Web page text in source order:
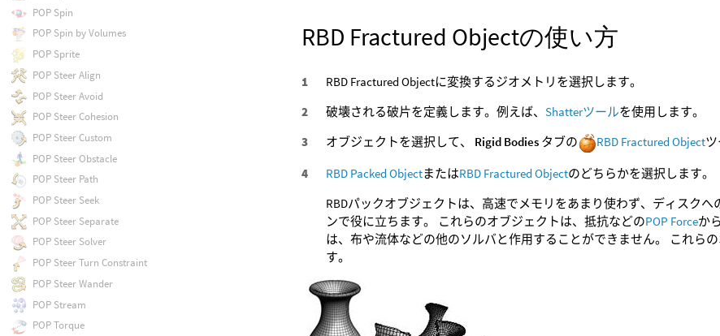
RBD Fractured Objectの使い方
RBD Fractured Objectに変換するジオメトリを選択します。
破壊される破片を定義します。例えば、Shatterツールを使用します。
オブジェクトを選択して、 Rigid Bodies タブの RBD Fractured Objectツ
RBD Packed ObjectまたはRBD Fractured Objectのどちらかを選択します。
RBDパックオブジェクトは、高速でメモリをあまり使わず、ディスク
ンで役に立ちます。 これらのオブジェクトは、抵抗などのPOP Forceか
は、布や流体などの他のソルバと作用することができません。 これら
す。
POP Spin
POP Spin by Volumes
POP Sprite
POP Steer Align
POP Steer Avoid
POP Steer Cohesion
POP Steer Custom
POP Steer Obstacle
POP Steer Path
POP Steer Seek
POP Steer Separate
POP Steer Solver
POP Steer Turn Constraint
POP Steer Wander
POP Stream
POP Torque